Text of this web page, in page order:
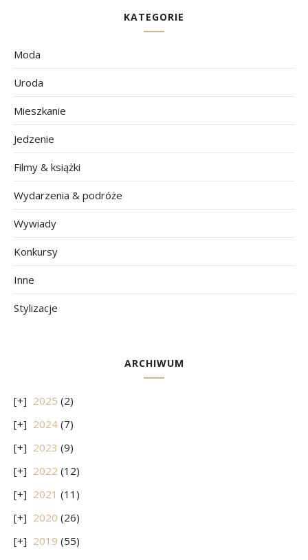
KATEGORIE
Moda
Uroda
Mieszkanie
Jedzenie
Filmy & książki
Wydarzenia & podróże
Wywiady
Konkursy
Inne
Stylizacje
ARCHIWUM
2025 (2)
2024 (7)
2023 (9)
2022 (12)
2021 (11)
2020 (26)
2019 (55)